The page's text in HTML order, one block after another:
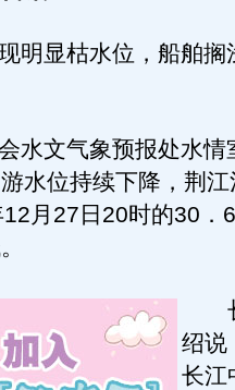
显枯水位，船舶搁
文气象预报处水情
水位持续下降，荆
月27日20时的30．
长
绍说
长江